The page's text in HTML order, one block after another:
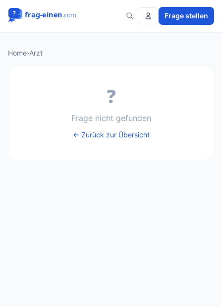
Frage stellen
Home›Arzt
❓
Frage nicht gefunden
← Zurück zur Übersicht